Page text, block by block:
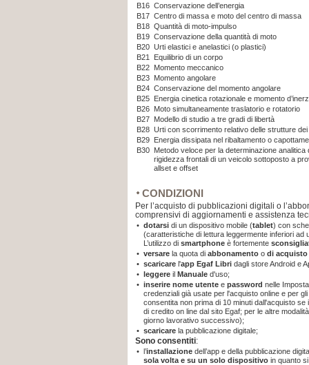
B16 Conservazione dell’energia
B17 Centro di massa e moto del centro di massa
B18 Quantità di moto-impulso
B19 Conservazione della quantità di moto
B20 Urti elastici e anelastici (o plastici)
B21
Equilibrio di un corpo
B22 Momento meccanico
B23 Momento angolare
B24 Conservazione del momento angolare
B25 Energia cinetica rotazionale e momento
B26 Moto simultaneamente traslatorio e rotatorio
B27 Modello di studio a tre gradi di libertà
B28 Urti con scorrimento relativo delle strutture
B29 Energia dissipata nel ribaltamento o
B30 Metodo veloce per la determinazione analitica
rigidezza frontali di un veicolo sottoposto a
allset e offset
CONDIZIONI
Per l’acquisto di pubblicazioni digitali o
comprensivi di aggiornamenti e assistenza
• dotarsi di un dispositivo mobile (tablet) con
(caratteristiche di lettura leggermente inferiori ad
L’utilizzo di smartphone è fortemente
• versare la quota di abbonamento o di acquisto
• scaricare l'app Egaf Libri dagli store Android e
• leggere il Manuale d'uso;
• inserire nome utente e password nelle
credenziali già usate per l'acquisto online e per
consentita non prima di 10 minuti dall'acquisto
di credito on line dal sito Egaf; per le altre
giorno lavorativo successivo);
• scaricare la pubblicazione digitale;
Sono consentiti:
• l’installazione dell’app e della pubblicazione
sola volta e su un solo dispositivo in quanto